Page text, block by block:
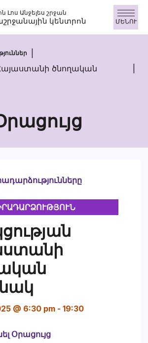
Լոս Անջելես շրջան
կենտրոն ՄԵՆՈՒ
ծնողական
ԻՐԱԴԱՐՁՈՒԹՅՈՒՆ
@ 6:30 pm - 19:30
Օրացույց